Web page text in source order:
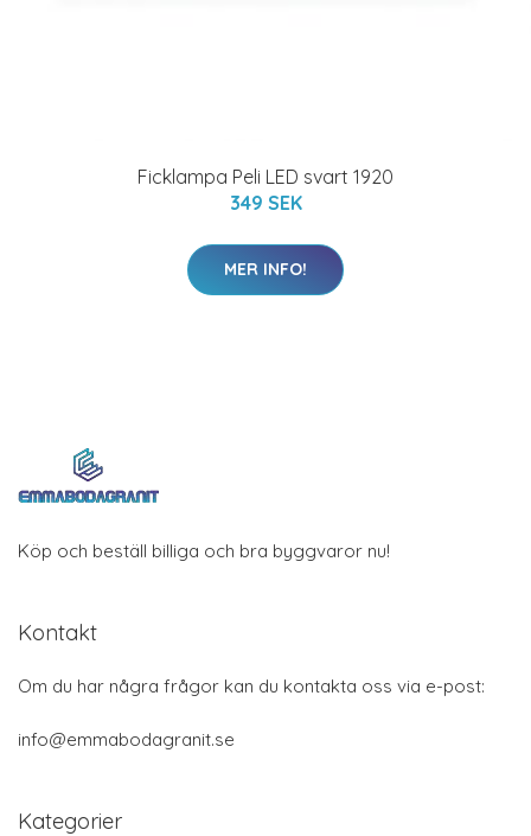
Ficklampa Peli LED svart 1920
349 SEK
MER INFO!
Köp och beställ billiga och bra byggvaror nu!
Kontakt
Om du har några frågor kan du kontakta oss via e-post:
info@emmabodagranit.se
Kategorier